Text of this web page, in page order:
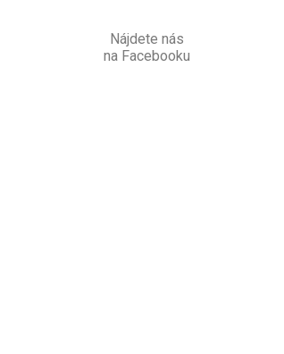
Nájdete nás
na Facebooku